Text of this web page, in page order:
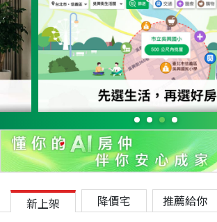
新上架 降價宅 推薦給你